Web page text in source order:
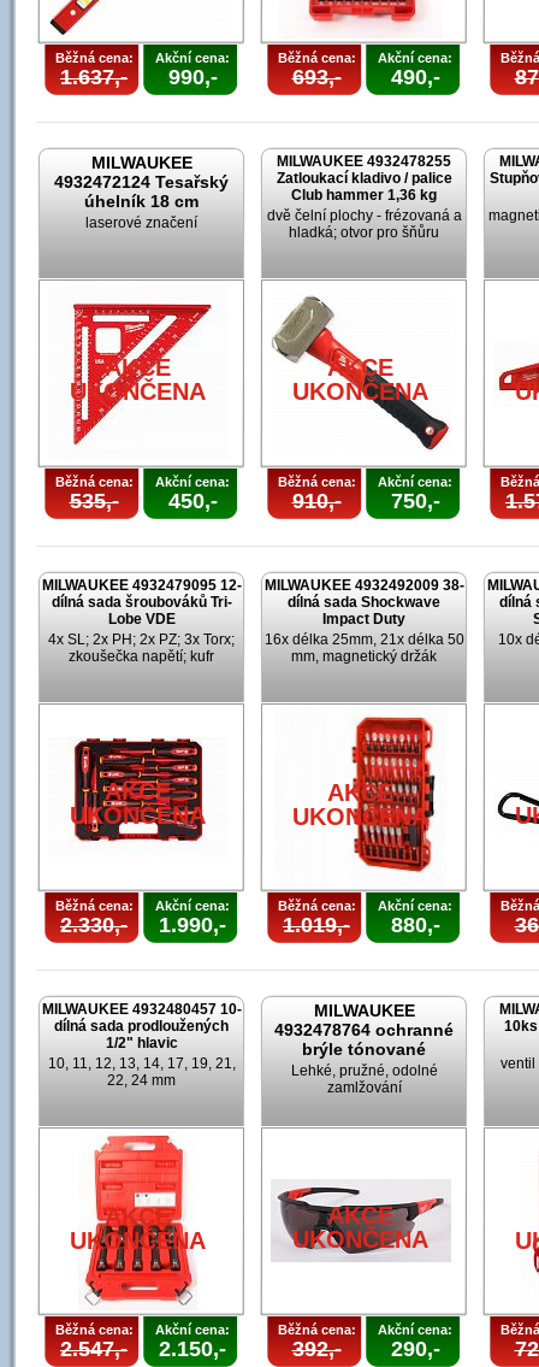
Běžná cena:
1.637,-
Akční cena:
990,-
Běžná cena:
693,-
Akční cena:
490,-
MILWAUKEE
4932472124 Tesařský
úhelník 18 cm
laserové značení
AKCE
UKONČENA
Běžná cena:
535,-
Akční cena:
450,-
MILWAUKEE 4932478255
Zatloukací kladivo / palice
Club hammer 1,36 kg
dvě čelní plochy - frézovaná a
hladká; otvor pro šňůru
AKCE
UKONČENA
Běžná cena:
910,-
Akční cena:
750,-
MILWAUKEE 4932479095 12-
dílná sada šroubováků Tri-
Lobe VDE
4x SL; 2x PH; 2x PZ; 3x Torx;
zkoušečka napětí; kufr
AKCE
UKONČENA
Běžná cena:
2.330,-
Akční cena:
1.990,-
MILWAUKEE 4932492009 38-
dílná sada Shockwave
Impact Duty
16x délka 25mm, 21x délka 50
mm, magnetický držák
AKCE
UKONČENA
Běžná cena:
1.019,-
Akční cena:
880,-
dílná
10x
MILWAUKEE 4932480457 10-
dílná sada prodloužených
1/2" hlavic
10, 11, 12, 13, 14, 17, 19, 21,
22, 24 mm
AKCE
UKONČENA
Běžná cena:
2.547,-
Akční cena:
2.150,-
MILWAUKEE
4932478764 ochranné
brýle tónované
Lehké, pružné, odolné
zamlžování
AKCE
UKONČENA
Běžná cena:
392,-
Akční cena:
290,-
ventil